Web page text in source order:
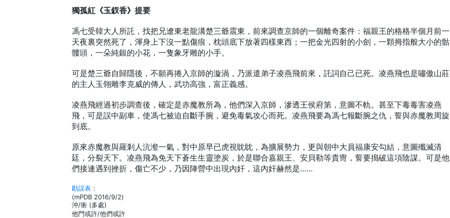
獨孤紅《玉釵香》提要
馮七受韓大人所託，找把兄遼東老龍溝楚三爺震東，前來調查京師的一個離奇案件：福親王的格格半個月前一
天夜裏突然死了，渾身上下沒一點傷痕，枕頭底下放著四樣東西；一把金光四射的小劍，一顆拇指般大小的骷
髏頭，一朵純銀的小花，一隻象牙雕的小手。
可是楚三爺自歸隱後，不願再捲入京師的漩渦，乃派遣弟子凌燕飛前來，託詞自己已死。凌燕飛也是嘯傲山莊
的主人玉翎雕李克威的傳人，武功高強，富正義感。
凌燕飛經過初步調查後，確定是赤魔教所為，他們深入京師，滲透王侯府第，意圖不軌。甚至下毒毒害凌燕
飛，可是誤中副車，使馮七被迫自斷手腕，避免毒氣攻心而死。凌燕飛要為馮七報斷腕之仇，誓與赤魔教周旋
到底。
原來赤魔教與羅剎人沆瀣一氣，對中原早已虎視眈眈，為擴展勢力，更與朝中大員福康安勾結，意圖殲滅清
廷，分裂天下。凌燕飛為免天下蒼生生靈塗炭，於是聯合嘉親王、安貝勒等貴冑，誓要搗破這項陰謀。可是他
們接連遇到挫折，傷亡不少，乃因陣營中出現內奸，這內奸赫然是……
勘誤表 ：
(mPDB 2016/9/2)
沖/衝 (多處)
他門或許/他們或許